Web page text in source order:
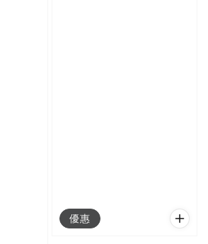
優惠